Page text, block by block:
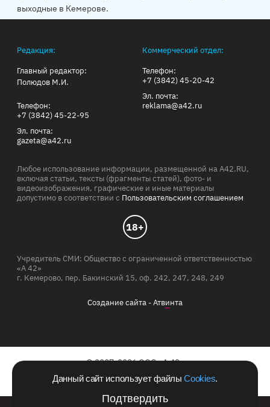
Данный сайт использует файлыCookies.
Подтвердить
выходные в Кемерове.
Редакция:
Главный редактор:
Полюдов М.И.
Телефон:
+7 (3842) 45-22-95
Эл. почта:
gazeta@a42.ru
Коммерческий отдел:
Телефон:
+7 (3842) 45-20-42
Эл. почта:
reklama@a42.ru
Любое использование информации, размещенной на A42.RU,
включая статьи, тексты (фрагменты статей), фото- и
видеоизображения, графические и иные материалы
допустимо в соответствии с Пользовательским соглашением
18+
Учредитель СМИ: Общество с ограниченной ответственностью
«А 42»
г. Кемерово, пер. Бакинский 15, оф. 242, 247, 248, 249
Создание сайта -Атвинта
© 2007-2026 ООО «А 42»
Сайт зарегистрирован в Роскомнадзоре 10.06.2011 г.